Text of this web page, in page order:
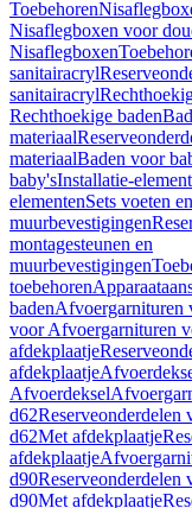
Toebehoren
Nisaflegboxen voor
Nisaflegboxen
sanitairacryl
sanitairacryl
Rechthoekige baden
materiaal
materiaalBaden voor
baby'sInstallatie-
elementenSets voeten
muurbevestigingen
montagesteunen en
muurbevestigingen
toebehoren
badenAfvoergarnituren
voor Afvoergarnituren
afdekplaatje
afdekplaatje
Afvoerdeksel
d62Reserveonderdelen
d62Met afdekplaatje
afdekplaatje
d90Reserveonderdelen
d90Met afdekplaatje